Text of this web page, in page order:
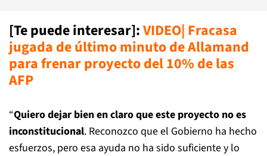
[Te puede interesar]:VIDEO| Fracasa
jugada de último minuto de Allamand
para frenar proyecto del 10% de las
AFP
“Quiero dejar bien en claro que este proyecto no es
inconstitucional. Reconozco que el Gobierno ha hecho
esfuerzos, pero esa ayuda no ha sido suficiente y lo